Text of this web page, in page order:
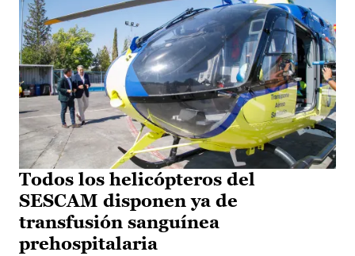
Todos los helicópteros del
SESCAM disponen ya de
transfusión sanguínea
prehospitalaria